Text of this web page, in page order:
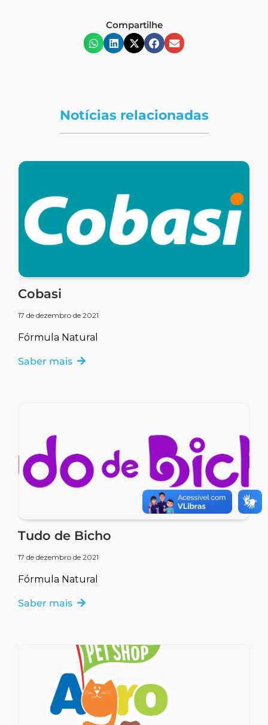
Compartilhe
Notícias relacionadas
Cobasi
17 de dezembro de 2021
Fórmula Natural
Saber mais
Tudo de Bicho
17 de dezembro de 2021
Fórmula Natural
Saber mais